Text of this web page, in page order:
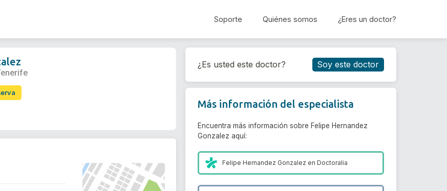
Soporte Quiénes somos ¿Eres un doctor?
Reservar cita
¿Es usted este doctor? Soy este doctor
Más información del especialista
Encuentra más información sobre Felipe Hernandez
Gonzalez aquí:
Felipe Hernandez Gonzalez enDoctoralia